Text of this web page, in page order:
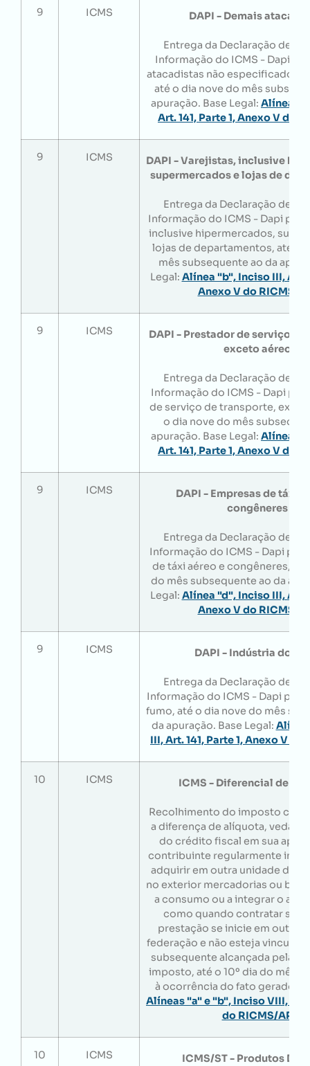
9 ICMS DAPI - Demais
Entrega da Declaração de
Informação do ICMS - Dapi
atacadistas não especificados
até o dia nove do mês
apuração. Base Legal: Alínea
Art. 141, Parte 1, Anexo V do
9 ICMS
DAPI - Varejistas, inclusive
supermercados e lojas de
Entrega da Declaração de
Informação do ICMS - Dapi
inclusive hipermercados,
lojas de departamentos, até o
mês subsequente ao da
Legal: Alínea "b", Inciso III, Art.
Anexo V do RICMS/
9 ICMS
DAPI - Prestador de serviço
exceto aéreo
Entrega da Declaração de
Informação do ICMS - Dapi
de serviço de transporte,
o dia nove do mês
apuração. Base Legal: Alínea
Art. 141, Parte 1, Anexo V do
9 ICMS
DAPI - Empresas de táxi
congêneres
Entrega da Declaração de
Informação do ICMS - Dapi
de táxi aéreo e congêneres,
do mês subsequente ao da
Legal: Alínea "d", Inciso III, Art.
Anexo V do RICMS/
9 ICMS DAPI - Indústria do
Entrega da Declaração de
Informação do ICMS - Dapi
fumo, até o dia nove do mês
da apuração. Base Legal:
III, Art. 141, Parte 1, Anexo V do
10 ICMS ICMS - Diferencial de
Recolhimento do imposto
a diferença de alíquota, vedada
do crédito fiscal em sua
contribuinte regularmente
adquirir em outra unidade da
no exterior mercadorias ou
a consumo ou a integrar o
como quando contratar
prestação se inicie em outra
federação e não esteja
subsequente alcançada pela
imposto, até o 10º dia do mês
à ocorrência do fato gerador.
Alíneas "a" e "b", Inciso VIII,
do RICMS/AP
10 ICMS ICMS/ST - Produtos